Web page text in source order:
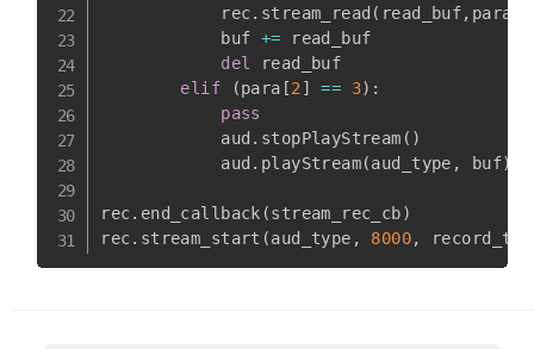
            rec
. stream_read ( read_buf, para
            buf
+= read_buf
del
read_buf
elif
(para [2 ] == 3) :
pass
            aud
. stopPlayStream ( )
            aud
. playStream(aud_type , buf)
rec. end_callback (stream_rec_cb)
rec. stream_start (aud_type , 8000,